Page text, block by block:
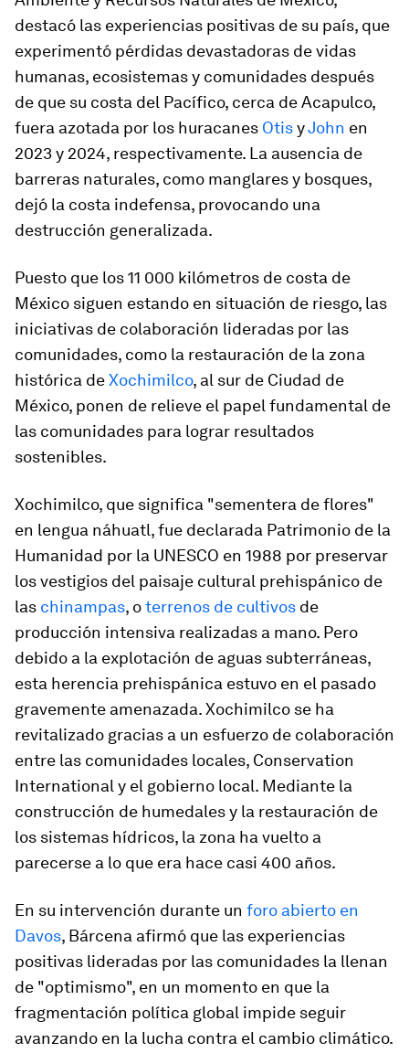
destacó las experiencias positivas de su país, que
experimentó pérdidas devastadoras de vidas
humanas, ecosistemas y comunidades después
de que su costa del Pacífico, cerca de Acapulco,
fuera azotada por los huracanes OtisyJohn en
2023 y 2024, respectivamente. La ausencia de
barreras naturales, como manglares y bosques,
dejó la costa indefensa, provocando una
destrucción generalizada.
Puesto que los 11 000 kilómetros de costa de
México siguen estando en situación de riesgo, las
iniciativas de colaboración lideradas por las
comunidades, como la restauración de la zona
histórica deXochimilco, al sur de Ciudad de
México, ponen de relieve el papel fundamental de
las comunidades para lograr resultados
sostenibles.
Xochimilco, que significa "sementera de flores"
en lengua náhuatl, fue declarada Patrimonio de la
Humanidad por la UNESCO en 1988 por preservar
los vestigios del paisaje cultural prehispánico de
las chinampas, oterrenos de cultivos de
producción intensiva realizadas a mano. Pero
debido a la explotación de aguas subterráneas,
esta herencia prehispánica estuvo en el pasado
gravemente amenazada. Xochimilco se ha
revitalizado gracias a un esfuerzo de colaboración
entre las comunidades locales, Conservation
International y el gobierno local. Mediante la
construcción de humedales y la restauración de
los sistemas hídricos, la zona ha vuelto a
parecerse a lo que era hace casi 400 años.
En su intervención durante un foro abierto en
Davos, Bárcena afirmó que las experiencias
positivas lideradas por las comunidades la llenan
de "optimismo", en un momento en que la
fragmentación política global impide seguir
avanzando en la lucha contra el cambio climático.